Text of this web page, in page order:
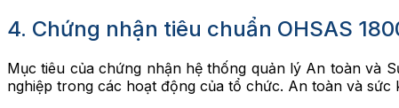
4. Chứng nhận tiêu chuẩn OHSAS
Mục tiêu của chứng nhận hệ thống quản lý An toàn và
nghiệp trong các hoạt động của tổ chức. An toàn và